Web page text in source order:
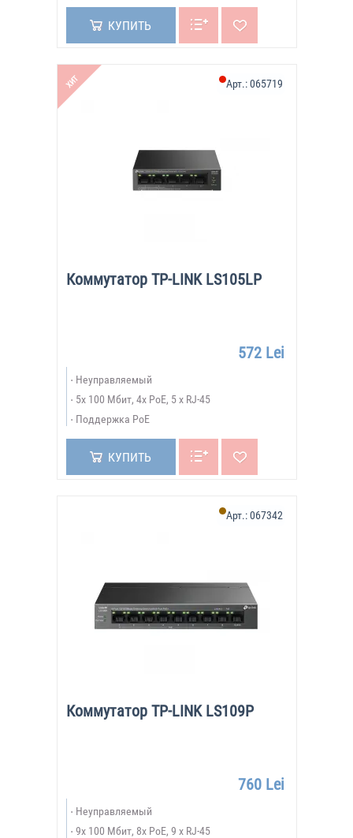
КУПИТЬ
ХИТ
Коммутатор TP-LINK LS105LP
Арт.:065719
572 Lei
Неуправляемый
5х 100 Мбит, 4x PoE, 5 x RJ-45
Поддержка PoE
КУПИТЬ
Коммутатор TP-LINK LS109P
Арт.:067342
760 Lei
Неуправляемый
9х 100 Мбит, 8x PoE, 9 x RJ-45